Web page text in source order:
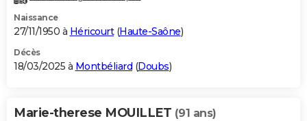
Naissance
27/11/1950 à Héricourt(Haute-Saône)
Décès
18/03/2025 à Montbéliard (Doubs)
Marie-therese MOUILLET (91 ans)